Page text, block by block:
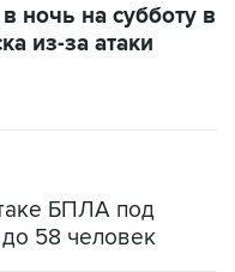
ночь на субботу в
из-за атаки
БПЛА под
58 человек